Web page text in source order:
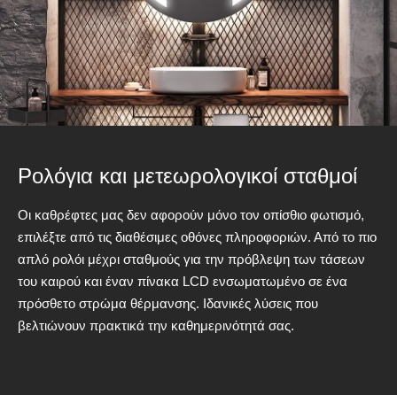
Ρολόγια και μετεωρολογικοί σταθμοί
Οι καθρέφτες μας δεν αφορούν μόνο τον οπίσθιο φωτισμό,
επιλέξτε από τις διαθέσιμες οθόνες πληροφοριών. Από το πιο
απλό ρολόι μέχρι σταθμούς για την πρόβλεψη των τάσεων
του καιρού και έναν πίνακα LCD ενσωματωμένο σε ένα
πρόσθετο στρώμα θέρμανσης. Ιδανικές λύσεις που
βελτιώνουν πρακτικά την καθημερινότητά σας.